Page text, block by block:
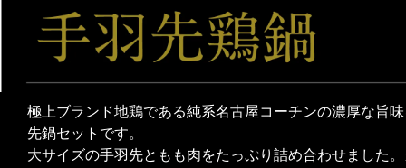
極上ブランド地鶏である純系名古屋コーチンの濃厚な旨
先鍋セットです。
大サイズの手羽先ともも肉をたっぷり詰め合わせました